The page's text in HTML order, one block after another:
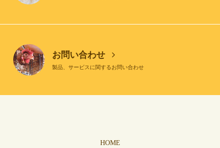
お問い合わせ
製品、サービスに関するお問い合わせ
HOME